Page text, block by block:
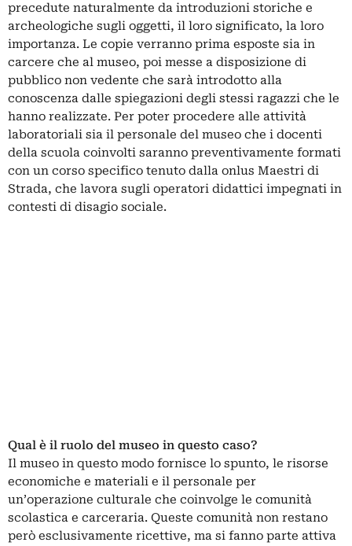
precedute naturalmente da introduzioni storiche e
archeologiche sugli oggetti, il loro significato, la loro
importanza. Le copie verranno prima esposte sia in
carcere che al museo, poi messe a disposizione di
pubblico non vedente che sarà introdotto alla
conoscenza dalle spiegazioni degli stessi ragazzi che le
hanno realizzate. Per poter procedere alle attività
laboratoriali sia il personale del museo che i docenti
della scuola coinvolti saranno preventivamente formati
con un corso specifico tenuto dalla onlus Maestri di
Strada, che lavora sugli operatori didattici impegnati in
contesti di disagio sociale.
Qual è il ruolo del museo in questo caso?
Il museo in questo modo fornisce lo spunto, le risorse
economiche e materiali e il personale per
un’operazione culturale che coinvolge le comunità
scolastica e carceraria. Queste comunità non restano
però esclusivamente ricettive, ma si fanno parte attiva